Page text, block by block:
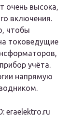
очень высока,
включения.
чтобы
токоведущие
учёта.
напрямую
eraelektro.ru